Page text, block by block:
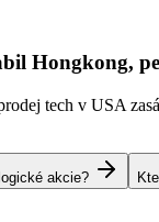
Hongkong,
tech v USA
akcie?